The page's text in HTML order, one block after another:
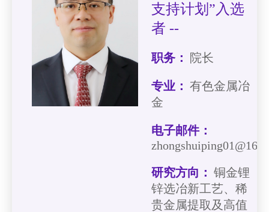
支持计划”入选
者 --
职务： 院长
专业： 有色金属冶
金
电子邮件：
研究方向： 铜金锂
锌选冶新工艺、稀
贵金属提取及高值